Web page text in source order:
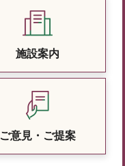
施設案内
ご意見・ご提案